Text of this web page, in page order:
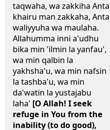
taqwaha, wa zakkiha Anta
khairu man zakkaha, Anta
waliyyuha wa maulaha.
Allahumma inni a'udhu
bika min 'ilmin la yanfau',
wa min qalbin la
yakhsha'u, wa min nafsin
la tashba'u, wa min
da'watin la yustajabu
laha' [O Allah! I seek
refuge in You from the
inability (to do good),